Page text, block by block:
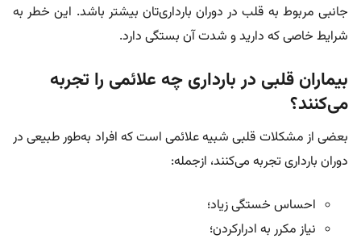
جانبی مربوط به قلب در دوران بارداری‌تان بیشتر باشد. این خطر به
شرایط خاصی که دارید و شدت آن بستگی دارد.
بیماران قلبی در بارداری چه علائمی را تجربه
می‌کنند؟
بعضی از مشکلات قلبی شبیه علائمی است که افراد به‌طور طبیعی در
دوران بارداری تجربه می‌کنند، ازجمله:
احساس خستگی زیاد؛
نیاز مکرر به ادرارکردن؛